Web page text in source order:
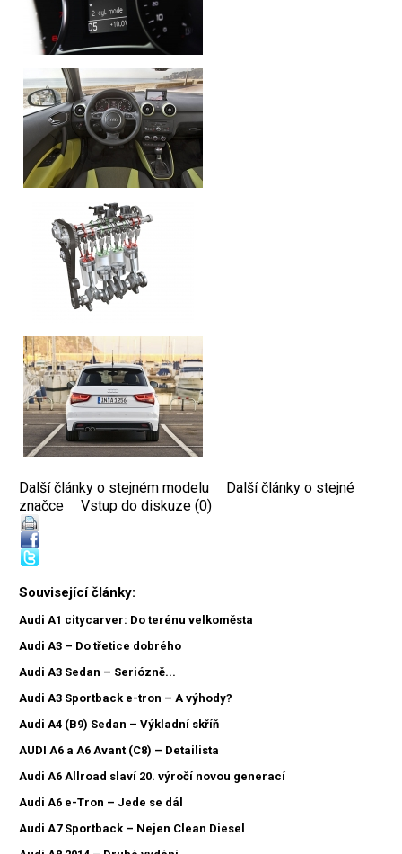
Další články o stejném modelu
Další články o stejné
značce
Vstup do diskuze (0)
Související články:
Audi A1 citycarver: Do terénu velkoměsta
Audi A3 – Do třetice dobrého
Audi A3 Sedan – Seriózně...
Audi A3 Sportback e-tron – A výhody?
Audi A4 (B9) Sedan – Výkladní skříň
AUDI A6 a A6 Avant (C8) – Detailista
Audi A6 Allroad slaví 20. výročí novou generací
Audi A6 e-Tron – Jede se dál
Audi A7 Sportback – Nejen Clean Diesel